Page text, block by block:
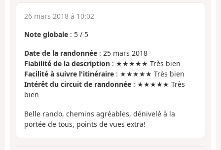
26 mars 2018 à 10:02
Note globale : 5 / 5
Date de la randonnée : 25 mars 2018
Fiabilité de la description : ★★★★★ Très bien
Facilité à suivre l'itinéraire : ★★★★★ Très bien
Intérêt du circuit de randonnée : ★★★★★ Très
bien
Belle rando, chemins agréables, dénivelé à la
portée de tous, points de vues extra!